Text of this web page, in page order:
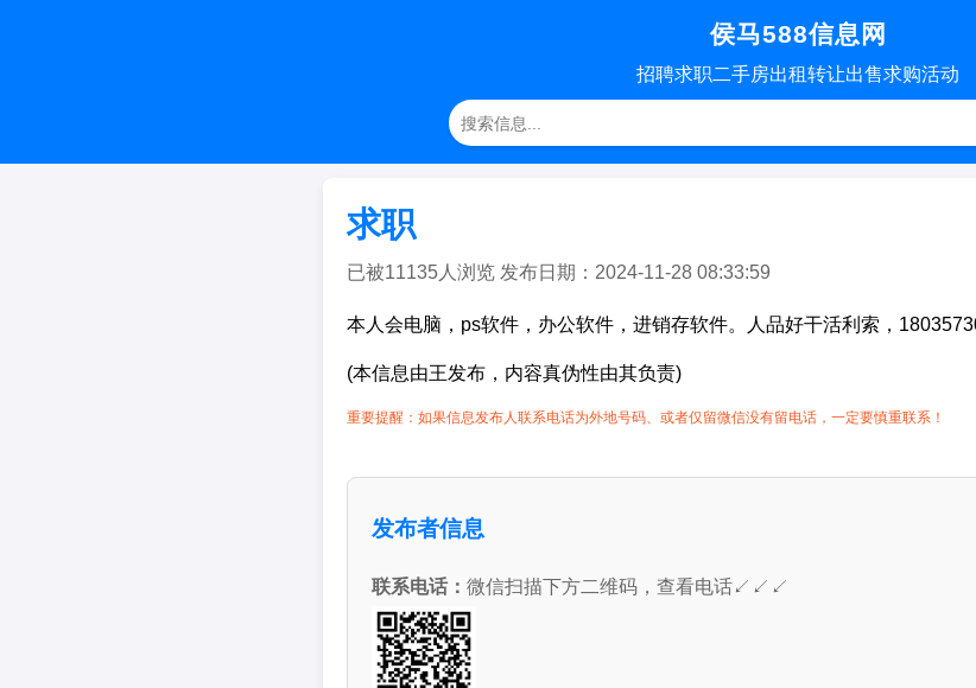
侯马588信息网
招聘求职二手房出租转让出售求购活动
求职
已被11135人浏览 发布日期：2024-11-28 08:33:59
本人会电脑，ps软件，办公软件，进销存软件。人品好干活利索，
(本信息由王发布，内容真伪性由其负责)
重要提醒：如果信息发布人联系电话为外地号码、或者仅留微信没有留电话，一定要慎重联系！
发布者信息
联系电话： 微信扫描下方二维码，查看电话↙↙↙